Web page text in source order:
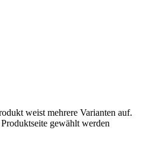
weist mehrere Varianten auf.
gewählt werden